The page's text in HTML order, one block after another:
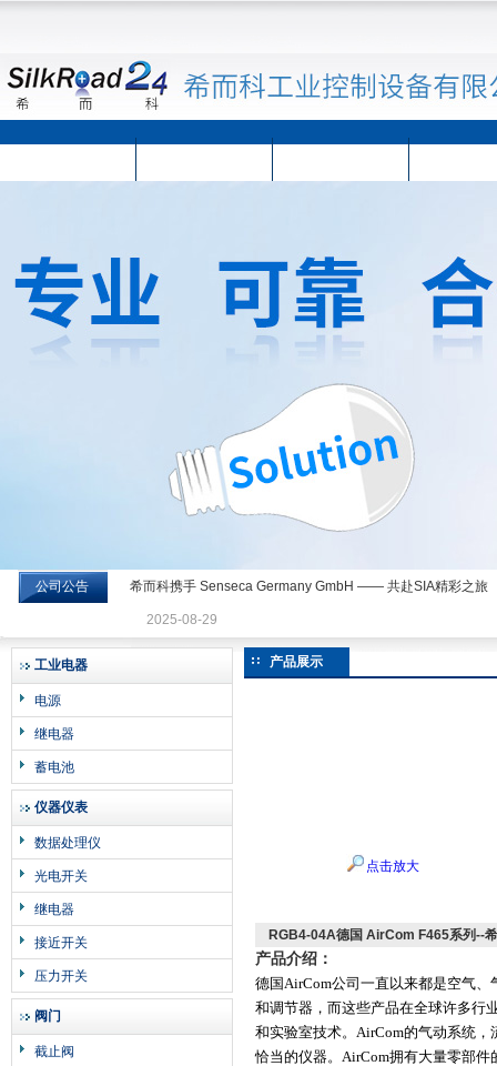
希而科工业控制设备有限公司
公司公告 希而科携手 Senseca Germany GmbH —— 共赴SIA精彩之旅
2025-08-29
工业电器
电源
继电器
蓄电池
仪器仪表
数据处理仪
光电开关
继电器
接近开关
压力开关
阀门
截止阀
产品展示
点击放大
RGB4-04A德国 AirCom F465系列--
产品介绍：
德国AirCom公司一直以来都是空气
和调节器，而这些产品在全球许多
和实验室技术。 AirCom的气动系统，
恰当的仪器。AirCom拥有大量零部